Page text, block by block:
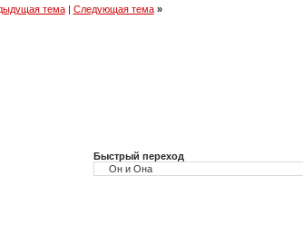
тема| Следующая тема »
Быстрый переход